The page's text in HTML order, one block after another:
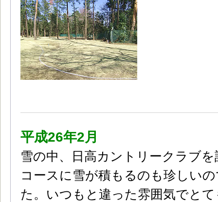
平成26年2月
雪の中、日高カントリークラブ
コースに雪が積もるのも珍しい
た。いつもと違った雰囲気でと